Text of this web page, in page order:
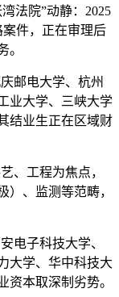
法院”动静：2025
件，正在审理后
。
邮电大学、杭州
业大学、三峡大学
结业生正在区域财
、工程为焦点，
）、监测等范畴，
电子科技大学、
大学、华中科技大
资本取深制劣势。